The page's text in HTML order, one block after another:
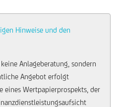
Hinweise und den
Anlageberatung, sondern
Angebot erfolgt
eines Wertpapierprospekts, der